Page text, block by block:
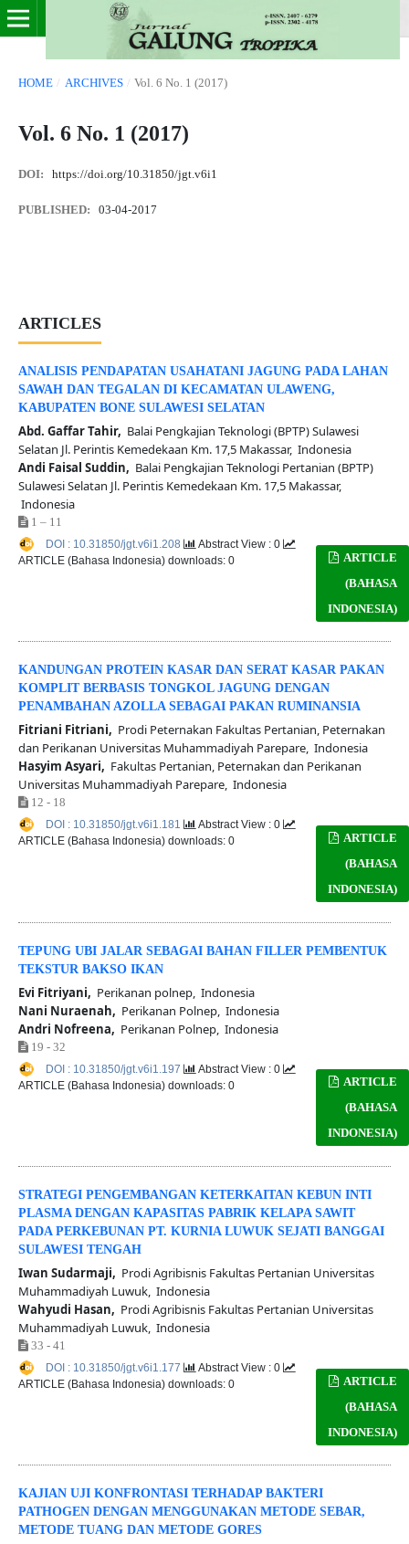
HOME / ARCHIVES / Vol. 6 No. 1 (2017)
Vol. 6 No. 1 (2017)
DOI: https://doi.org/10.31850/jgt.v6i1
PUBLISHED: 03-04-2017
ARTICLES
ANALISIS PENDAPATAN USAHATANI JAGUNG PADA LAHAN
SAWAH DAN TEGALAN DI KECAMATAN ULAWENG,
KABUPATEN BONE SULAWESI SELATAN
Abd. Gaffar Tahir, Balai Pengkajian Teknologi (BPTP) Sulawesi
Selatan Jl. Perintis Kemedekaan Km. 17,5 Makassar, Indonesia
Andi Faisal Suddin, Balai Pengkajian Teknologi Pertanian (BPTP)
Sulawesi Selatan Jl. Perintis Kemedekaan Km. 17,5 Makassar,
Indonesia
1 – 11
ARTICLE
(BAHASA
INDONESIA)
DOI : 10.31850/jgt.v6i1.208
Abstract View : 0
ARTICLE (Bahasa Indonesia) downloads: 0
KANDUNGAN PROTEIN KASAR DAN SERAT KASAR PAKAN
KOMPLIT BERBASIS TONGKOL JAGUNG DENGAN
PENAMBAHAN AZOLLA SEBAGAI PAKAN RUMINANSIA
Fitriani Fitriani, Prodi Peternakan Fakultas Pertanian, Peternakan
dan Perikanan Universitas Muhammadiyah Parepare, Indonesia
Hasyim Asyari, Fakultas Pertanian, Peternakan dan Perikanan
Universitas Muhammadiyah Parepare, Indonesia
12 - 18
ARTICLE
(BAHASA
INDONESIA)
DOI : 10.31850/jgt.v6i1.181
Abstract View : 0
ARTICLE (Bahasa Indonesia) downloads: 0
TEPUNG UBI JALAR SEBAGAI BAHAN FILLER PEMBENTUK
TEKSTUR BAKSO IKAN
Evi Fitriyani, Perikanan polnep, Indonesia
Nani Nuraenah, Perikanan Polnep, Indonesia
Andri Nofreena, Perikanan Polnep, Indonesia
19 - 32
ARTICLE
(BAHASA
INDONESIA)
DOI : 10.31850/jgt.v6i1.197
Abstract View : 0
ARTICLE (Bahasa Indonesia) downloads: 0
STRATEGI PENGEMBANGAN KETERKAITAN KEBUN INTI
PLASMA DENGAN KAPASITAS PABRIK KELAPA SAWIT
PADA PERKEBUNAN PT. KURNIA LUWUK SEJATI BANGGAI
SULAWESI TENGAH
Iwan Sudarmaji, Prodi Agribisnis Fakultas Pertanian Universitas
Muhammadiyah Luwuk, Indonesia
Wahyudi Hasan, Prodi Agribisnis Fakultas Pertanian Universitas
Muhammadiyah Luwuk, Indonesia
33 - 41
ARTICLE
(BAHASA
INDONESIA)
DOI : 10.31850/jgt.v6i1.177
Abstract View : 0
ARTICLE (Bahasa Indonesia) downloads: 0
KAJIAN UJI KONFRONTASI TERHADAP BAKTERI
PATHOGEN DENGAN MENGGUNAKAN METODE SEBAR,
METODE TUANG DAN METODE GORES